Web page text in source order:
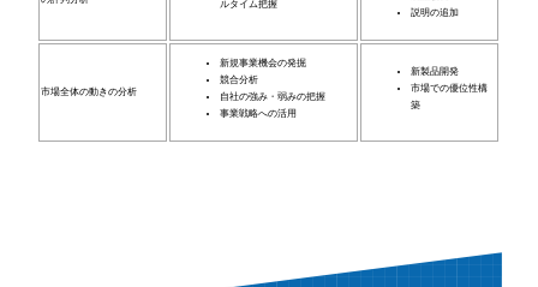
ルタイム把握
説明の追加
市場全体の動きの分析
新規事業機会の発掘
競合分析
自社の強み・弱みの把握
事業戦略への活用
新製品開発
市場での優位性構
築